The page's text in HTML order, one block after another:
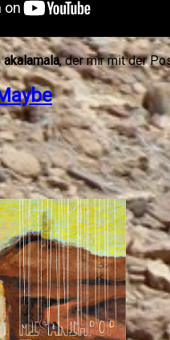
akalamala, der mir mit der